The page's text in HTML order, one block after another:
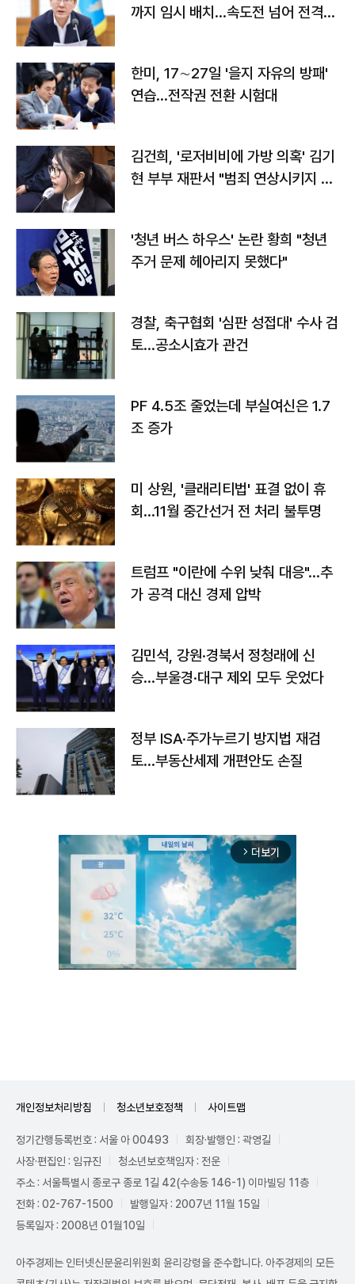
까지 임시 배치…속도전 넘어 전격
한미, 17∼27일 '을지 자유의 방패'
연습…전작권 전환 시험대
김건희, '로저비비에 가방 의혹' 김기
현 부부 재판서 "범죄 연상시키지 말
'청년 버스 하우스' 논란 황희 "청년
주거 문제 헤아리지 못했다"
경찰, 축구협회 '심판 성접대' 수사 검
토…공소시효가 관건
PF 4.5조 줄었는데 부실여신은 1.7
조 증가
미 상원, '클래리티법' 표결 없이 휴
회…11월 중간선거 전 처리 불투명
트럼프 "이란에 수위 낮춰 대응"…추
가 공격 대신 경제 압박
김민석, 강원·경북서 정청래에 신
승…부울경·대구 제외 모두 웃었다
정부 ISA·주가누르기 방지법 재검
토…부동산세제 개편안도 손질
arrow_forward_ios 더보기
개인정보처리방침 청소년보호정책 사이트맵
정기간행등록번호 : 서울 아 00493
회장·발행인 : 곽영길
사장·편집인 : 임규진
청소년보호책임자 : 전운
주소 : 서울특별시 종로구 종로 1길 42(수송동 146-1) 이마빌딩 11층
전화 : 02-767-1500
발행일자 : 2007년 11월 15일
등록일자 : 2008년 01월10일
아주경제는 인터넷신문윤리위원회 윤리강령을 준수합니다. 아주경제의 모든